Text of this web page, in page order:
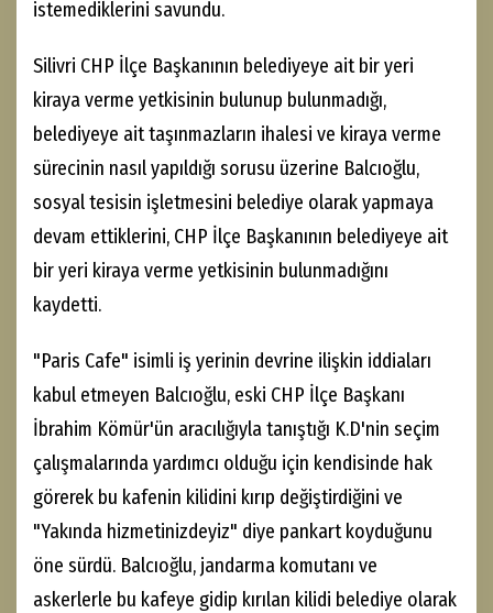
istemediklerini savundu.
Silivri CHP İlçe Başkanının belediyeye ait bir yeri
kiraya verme yetkisinin bulunup bulunmadığı,
belediyeye ait taşınmazların ihalesi ve kiraya verme
sürecinin nasıl yapıldığı sorusu üzerine Balcıoğlu,
sosyal tesisin işletmesini belediye olarak yapmaya
devam ettiklerini, CHP İlçe Başkanının belediyeye ait
bir yeri kiraya verme yetkisinin bulunmadığını
kaydetti.
"Paris Cafe" isimli iş yerinin devrine ilişkin iddiaları
kabul etmeyen Balcıoğlu, eski CHP İlçe Başkanı
İbrahim Kömür'ün aracılığıyla tanıştığı K.D'nin seçim
çalışmalarında yardımcı olduğu için kendisinde hak
görerek bu kafenin kilidini kırıp değiştirdiğini ve
"Yakında hizmetinizdeyiz" diye pankart koyduğunu
öne sürdü. Balcıoğlu, jandarma komutanı ve
askerlerle bu kafeye gidip kırılan kilidi belediye olarak